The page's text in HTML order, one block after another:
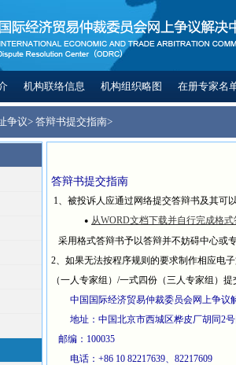
机构联络信息 机构组织略图 在册专家名
争议> 答辩书提交指南>
答辩书提交指南
1、被投诉人应通过网络提交答辩书及其可
● 从WORD文档下载并自行完成格
采用格式答辩书予以答辩并不妨碍中心或
2、如果无法按程序规则的要求制作相应电
（一人专家组）/一式四份（三人专家组）提
中国国际经济贸易仲裁委员会网上争议
地址：中国北京市西城区桦皮厂胡同2
邮编：100035
电话：+86 10 82217639、82217609